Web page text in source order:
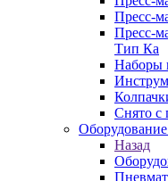
Пресс-
Пресс-
Тип Кa
Наборы
Снято с
Оборудование
Назад